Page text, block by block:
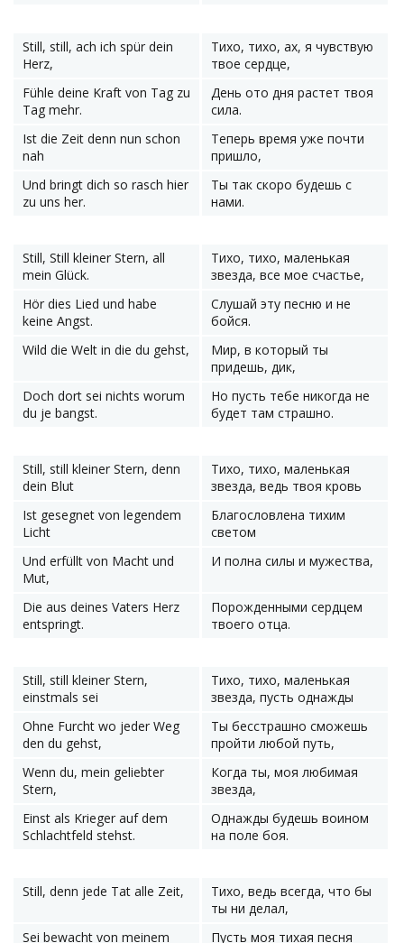
Still, still, ach ich spür dein
Herz,
Тихо, тихо, ах, я чувствую
твое сердце,
Fühle deine Kraft von Tag zu
Tag mehr.
День ото дня растет твоя
сила.
Ist die Zeit denn nun schon
nah
Теперь время уже почти
пришло,
Und bringt dich so rasch hier
zu uns her.
Ты так скоро будешь с
нами.
Still, Still kleiner Stern, all
mein Glück.
Тихо, тихо, маленькая
звезда, все мое счастье,
Hör dies Lied und habe
keine Angst.
Слушай эту песню и не
бойся.
Wild die Welt in die du gehst,
Мир, в который ты
придешь, дик,
Doch dort sei nichts worum
du je bangst.
Но пусть тебе никогда не
будет там страшно.
Still, still kleiner Stern, denn
dein Blut
Тихо, тихо, маленькая
звезда, ведь твоя кровь
Ist gesegnet von legendem
Licht
Благословлена тихим
светом
Und erfüllt von Macht und
Mut,
И полна силы и мужества,
Die aus deines Vaters Herz
entspringt.
Порожденными сердцем
твоего отца.
Still, still kleiner Stern,
einstmals sei
Тихо, тихо, маленькая
звезда, пусть однажды
Ohne Furcht wo jeder Weg
den du gehst,
Ты бесстрашно сможешь
пройти любой путь,
Wenn du, mein geliebter
Stern,
Когда ты, моя любимая
звезда,
Einst als Krieger auf dem
Schlachtfeld stehst.
Однажды будешь воином
на поле боя.
Still, denn jede Tat alle Zeit,
Тихо, ведь всегда, что бы
ты ни делал,
Sei bewacht von meinem
Пусть моя тихая песня